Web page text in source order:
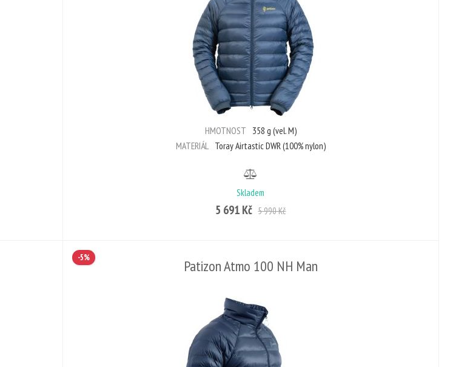
HMOTNOST 358 g (vel. M)
MATERIÁL
Toray Airtastic DWR (100% nylon)
Skladem
5 691 Kč 5 990 Kč
-5% Patizon Atmo 100 NH Man